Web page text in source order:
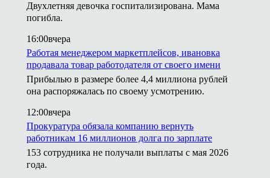
Двухлетняя девочка госпитализирована. Мама
погибла.
16:00вчера
Работая менеджером маркетплейсов, ивановка
продавала товар работодателя от своего имени
Прибылью в размере более 4,4 миллиона рублей
она распоряжалась по своему усмотрению.
12:00вчера
Прокуратура обязала компанию вернуть
работникам 16 миллионов долга по зарплате
153 сотрудника не получали выплаты с мая 2026
года.